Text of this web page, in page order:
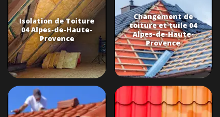
Isolation de Toiture
04 Alpes-de-Haute-
Provence
Changement de
toiture et tuile 04
Alpes-de-Haute-
Provence